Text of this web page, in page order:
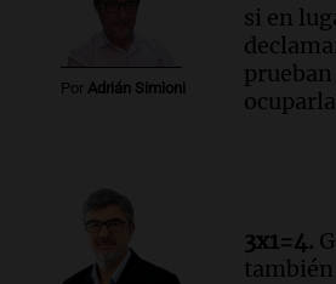
el Senado.
Viva la Radio Rosario
Episodios
Luis Juez
Informados al regreso
Episodios
Por Adrián Simioni
si en
3x1=4.